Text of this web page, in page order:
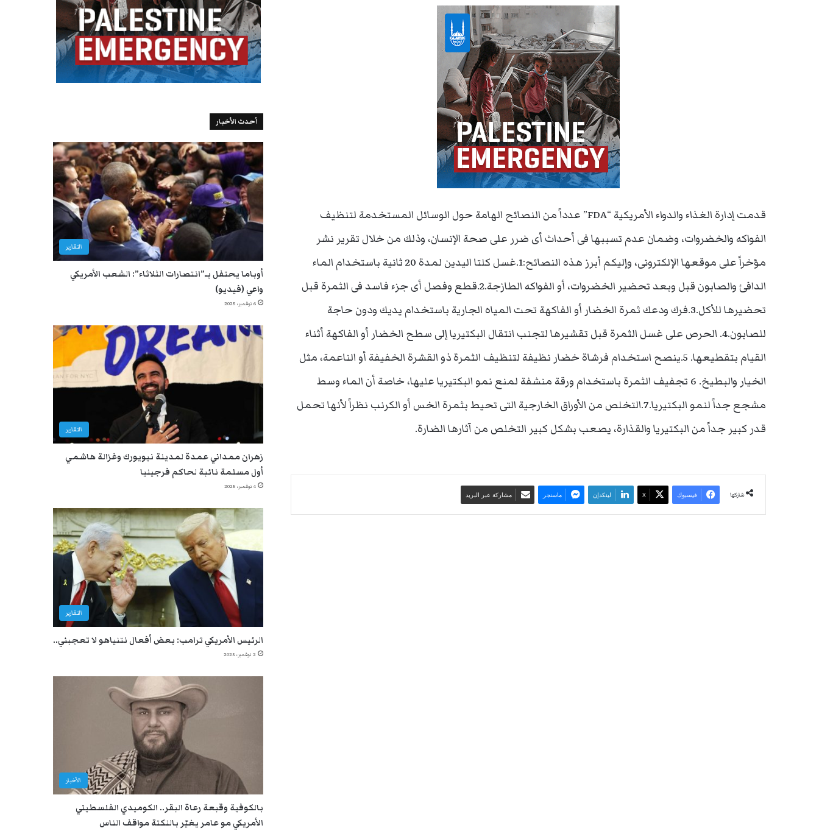
قدمت إدارة الغذاء والدواء الأمريكية “FDA” عدداً من النصائح الهامة حول الوسائل المستخدمة لتنظيف
الفواكه والخضروات، وضمان عدم تسببها فى أحداث أى ضرر على صحة الإنسان، وذلك من خلال تقرير نشر
مؤخراً على موقعها الإلكترونى، وإليكم أبرز هذه النصائح:1.غسل كلتا اليدين لمدة 20 ثانية باستخدام الماء
الدافئ والصابون قبل وبعد تحضير الخضروات، أو الفواكه الطازجة.2.قطع وفصل أى جزء فاسد فى الثمرة قبل
تحضيرها للأكل.3.فرك ودعك ثمرة الخضار أو الفاكهة تحت المياه الجارية باستخدام يديك ودون حاجة
للصابون.4. الحرص على غسل الثمرة قبل تقشيرها لتجنب انتقال البكتيريا إلى سطح الخضار أو الفاكهة أثناء
القيام بتقطيعها. 5.ينصح استخدام فرشاة خضار نظيفة لتنظيف الثمرة ذو القشرة الخفيفة أو الناعمة، مثل
الخيار والبطيخ. 6 تجفيف الثمرة باستخدام ورقة منشفة لمنع نمو البكتيريا عليها، خاصة أن الماء وسط
مشجع جداً لنمو البكتيريا.7.التخلص من الأوراق الخارجية التى تحيط بثمرة الخس أو الكرنب نظراً لأنها تحمل
قدر كبير جداً من البكتيريا والقذارة، يصعب بشكل كبير التخلص من آثارها الضارة.
شاركها فيسبوك ‫X لينكدإن ماسنجر مشاركة عبر البريد
أحدث الأخبار
التقارير
أوباما يحتفل بـ”انتصارات الثلاثاء”: الشعب الأمريكي
واعي (فيديو)
6 نوفمبر، 2025
التقارير
زهران ممداني عمدة لمدينة نيويورك وغزالة هاشمي
أول مسلمة نائبة لحاكم فرجينيا
4 نوفمبر، 2025
التقارير
الرئيس الأمريكي ترامب: بعض أفعال نتنياهو لا تعجبني..
2 نوفمبر، 2025
الأخبار
بالكوفية وقبعة رعاة البقر.. الكوميدي الفلسطيني
الأمريكي مو عامر يغيّر بالنكتة مواقف الناس